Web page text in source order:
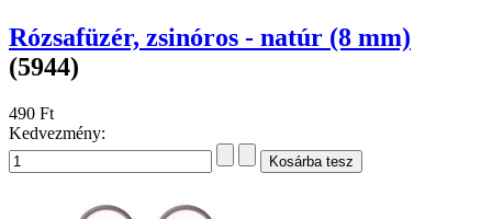
Rózsafüzér, zsinóros - natúr (8 mm)
(5944)
490 Ft
Kedvezmény: